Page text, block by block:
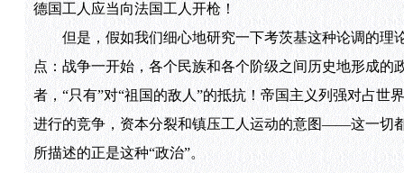
德国工人应当向法国工人开枪！
但是，假如我们细心地研究一下考茨基这种论调的理
点：战争一开始，各个民族和各个阶级之间历史地形成
者，“只有”对“祖国的敌人”的抵抗！帝国主义列强对占
进行的竞争，资本分裂和镇压工人运动的意图——这一切
所描述的正是这种“政治”。